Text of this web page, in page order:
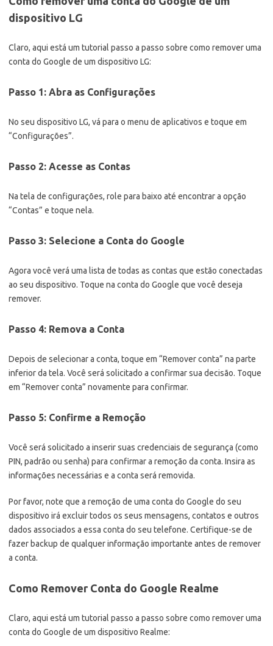
dispositivo LG
Claro, aqui está um tutorial passo a passo sobre como remover uma
conta do Google de um dispositivo LG:
Passo 1: Abra as Configurações
No seu dispositivo LG, vá para o menu de aplicativos e toque em
“Configurações”.
Passo 2: Acesse as Contas
Na tela de configurações, role para baixo até encontrar a opção
“Contas” e toque nela.
Passo 3: Selecione a Conta do Google
Agora você verá uma lista de todas as contas que estão conectadas
ao seu dispositivo. Toque na conta do Google que você deseja
remover.
Passo 4: Remova a Conta
Depois de selecionar a conta, toque em “Remover conta” na parte
inferior da tela. Você será solicitado a confirmar sua decisão. Toque
em “Remover conta” novamente para confirmar.
Passo 5: Confirme a Remoção
Você será solicitado a inserir suas credenciais de segurança (como
PIN, padrão ou senha) para confirmar a remoção da conta. Insira as
informações necessárias e a conta será removida.
Por favor, note que a remoção de uma conta do Google do seu
dispositivo irá excluir todos os seus mensagens, contatos e outros
dados associados a essa conta do seu telefone. Certifique-se de
fazer backup de qualquer informação importante antes de remover
a conta.
Como Remover Conta do Google Realme
Claro, aqui está um tutorial passo a passo sobre como remover uma
conta do Google de um dispositivo Realme: